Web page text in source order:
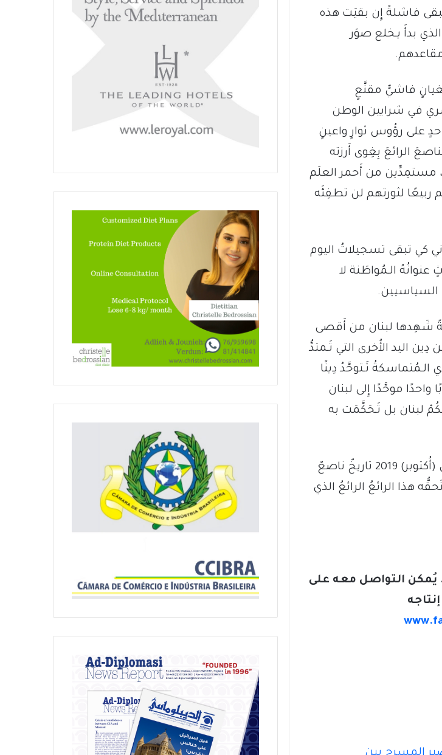
فاشلةً إِن بقيَت هذه
بدأَ يـخلع صوَر
فاشيٍّ مقنَّعٍ
في شرايين الوطن
على رؤُوس ثوارٍ واعينٍ
الرائعَ بِغِوى أَرزته
مستمِدِّين من أَحمر العلَم
ربيعًا لثورتهم لن تطفِئَه
كي تبقى تسجيلاتُ اليوم
عنوانُهُ الـمُواطَنة لا
السياسيين.
شَهِدها لبنان من أَقصى
اليد الأُخرى التي تَـمتدُّ
الـمُتماسكةُ تَـتوحَّدُ دِينًا
واحدًا موحَّدًا إِلى لبنان
لبنان بل تَـحَكَّمَت به
بلى: فَلْتُسَجِّلِ الأَشرطةُ السمعيةُ والبصريةُ أَنَّ 17 تشرين الأَوَّل (أُكتوبر) 2019 تاريخٌ ناصعٌ
هذا الرائعُ الرائعُ الذي
يُمكن التواصل معه على